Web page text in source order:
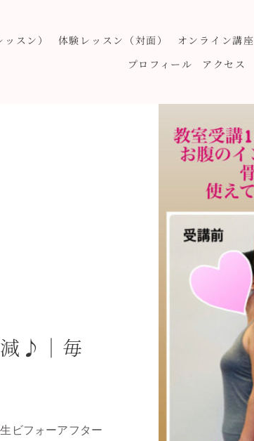
スン） 体験レッスン（対面） オンライン講座
プロフィール
アクセス
♪｜毎
ビフォーアフター